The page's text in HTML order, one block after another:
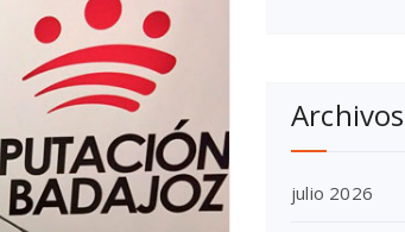
Archivos
julio 2026